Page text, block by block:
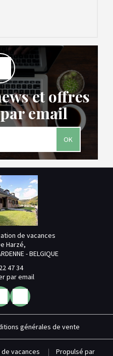
et offres
email
OK
de vacances
Harzé,
- BELGIQUE
47 34
par email
générales de vente
de vacances | Propulsé par